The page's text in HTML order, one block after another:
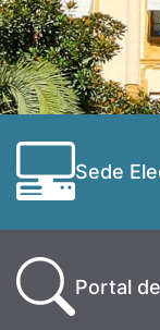
Sede
Portal